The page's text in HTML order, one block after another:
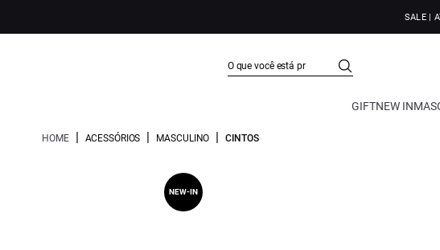
SALE |
GIFTNEW IN
HOME | ACESSÓRIOS | MASCULINO | CINTOS
NEW-IN